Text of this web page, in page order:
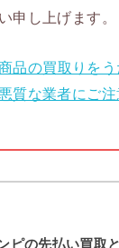
申し上げます。
品の買取りを
質な業者にご
ピの先払い買取